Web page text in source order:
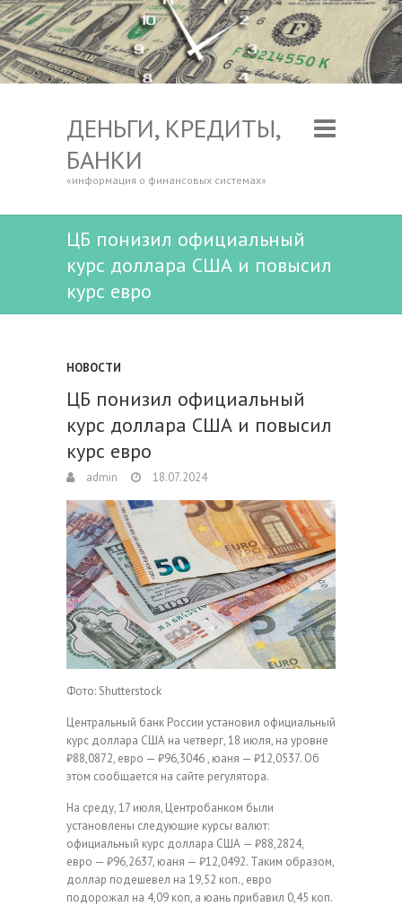
ДЕНЬГИ, КРЕДИТЫ,
БАНКИ
«информация о финансовых системах»
ЦБ понизил официальный
курс доллара США и повысил
курс евро
НОВОСТИ
ЦБ понизил официальный
курс доллара США и повысил
курс евро
admin 18.07.2024
Фото: Shutterstock
Центральный банк России установил официальный
курс доллара США на четверг, 18 июля, на уровне
₽88,0872, евро — ₽96,3046 , юаня — ₽12,0537. Об
этом сообщается на сайте регулятора.
На среду, 17 июля, Центробанком были
установлены следующие курсы валют:
официальный курс доллара США — ₽88,2824,
евро — ₽96,2637, юаня — ₽12,0492. Таким образом,
доллар подешевел на 19,52 коп., евро
подорожал на 4,09 коп, а юань прибавил 0,45 коп.